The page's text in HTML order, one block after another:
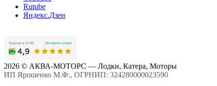
Rutube
Яндекс.Дзен
2026 © АКВА-МОТОРС — Лодки, Катера, Моторы
ИП Ярошенко М.Ф., ОГРНИП: 324280000023590